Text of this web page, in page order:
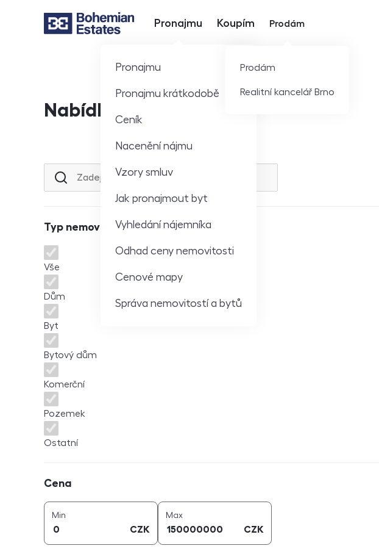
Hlavní nabídka
Pronajmu
Pronajmu
Pronajmu krátkodobě
Ceník
Nacenění nájmu
Vzory smluv
Jak pronajmout byt
Vyhledání nájemníka
Odhad ceny nemovitosti
Cenové mapy
Správa nemovitostí a bytů
Koupím Prodám
Prodám
Realitní kancelář Brno
Nabídka nemovitostí
Lokalita nebo ulice
Typ nemovitosti
Typ nemovitosti
Vše
Dům
Byt
Bytový dům
Komerční
Pozemek
Ostatní
Cena
Min
CZK
Maxcena (
CZK